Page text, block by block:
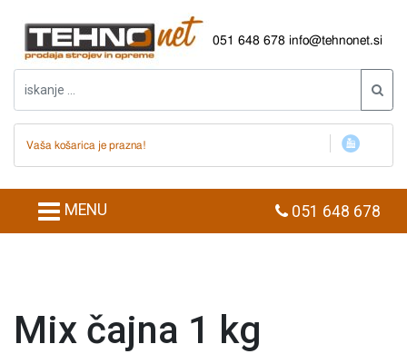
051 648 678 info@tehnonet.si
Vaša košarica je prazna!
MENU 051 648 678
Mix čajna 1 kg